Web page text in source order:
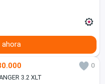
0
3.2 XLT